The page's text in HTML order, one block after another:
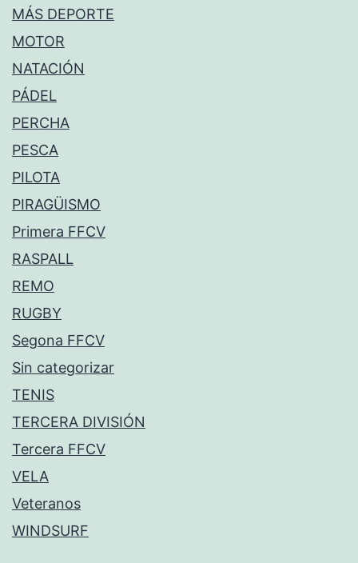
MÁS DEPORTE
MOTOR
NATACIÓN
PÁDEL
PERCHA
PESCA
PILOTA
PIRAGÜISMO
Primera FFCV
RASPALL
REMO
RUGBY
Segona FFCV
Sin categorizar
TENIS
TERCERA DIVISIÓN
Tercera FFCV
VELA
Veteranos
WINDSURF